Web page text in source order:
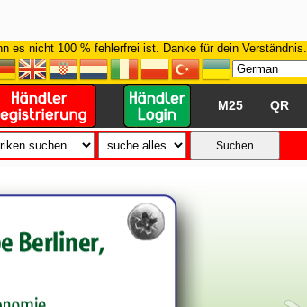
es nicht 100 % fehlerfrei ist. Danke für dein Verständnis.
M25 QR